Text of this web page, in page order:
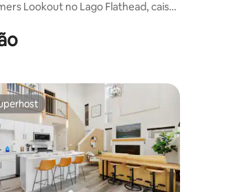
Lookout no Lago Flathead, cais